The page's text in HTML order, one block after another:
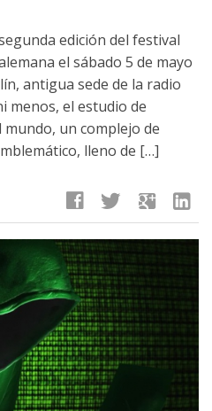
edición del festival
el sábado 5 de mayo
antigua sede de la radio
menos, el estudio de
un complejo de
lleno de […]
facebook twitter google linkedin